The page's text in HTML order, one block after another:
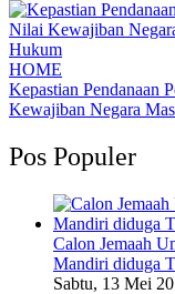
HOME
Kepastian Pendanaan
Kewajiban Negara
Pos Populer
Calon Jemaah
Mandiri diduga
Sabtu, 13 Mei